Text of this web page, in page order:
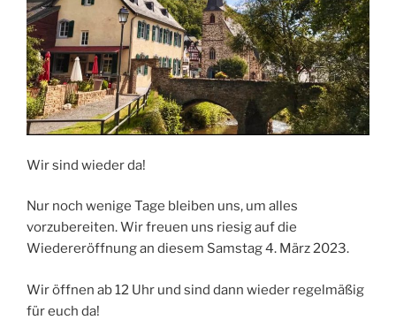
Wir sind wieder da!
Nur noch wenige Tage bleiben uns, um alles
vorzubereiten. Wir freuen uns riesig auf die
Wiedereröffnung an diesem Samstag 4. März 2023.
Wir öffnen ab 12 Uhr und sind dann wieder regelmäßig
für euch da!